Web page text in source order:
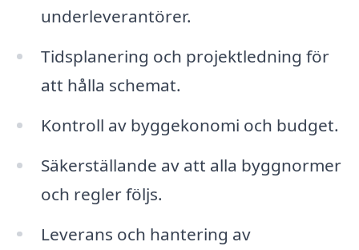
underleverantörer.
Tidsplanering och projektledning för
att hålla schemat.
Kontroll av byggekonomi och budget.
Säkerställande av att alla byggnormer
och regler följs.
Leverans och hantering av